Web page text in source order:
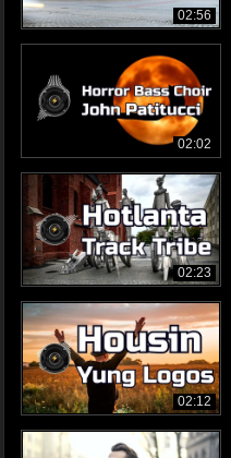
02:56
02:02
02:23
02:12